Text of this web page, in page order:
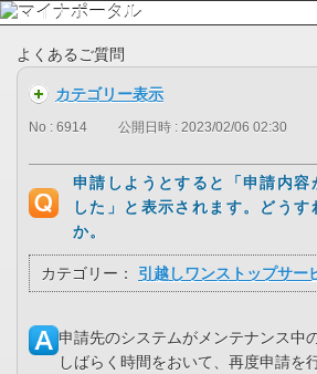
よくあるご質問
カテゴリー表示
No : 6914 公開日時 : 2023/02/06 02:30
申請しようとすると「申請内
した」と表示されます。どうす
か。
カテゴリー： 引越しワンストップサー
申請先のシステムがメンテナンス中
しばらく時間をおいて、再度申請を